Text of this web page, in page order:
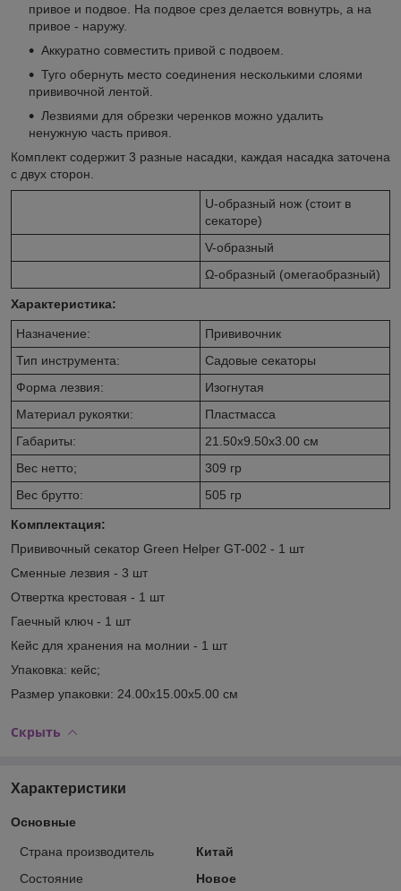
привое и подвое. На подвое срез делается вовнутрь, а на
привое - наружу.
Аккуратно совместить привой с подвоем.
Туго обернуть место соединения несколькими слоями
прививочной лентой.
Лезвиями для обрезки черенков можно удалить
ненужную часть привоя.
Комплект содержит 3 разные насадки, каждая насадка заточена
с двух сторон.
U-образный нож (стоит в
секаторе)
V-образный
Ω-образный (омегаобразный)
Характеристика:
Назначение:
Прививочник
Тип инструмента:
Садовые секаторы
Форма лезвия:
Изогнутая
Материал рукоятки:
Пластмасса
Габариты:
21.50х9.50х3.00 см
Вес нетто;
309 гр
Вес брутто:
505 гр
Комплектация:
Прививочный секатор Green Helper GT-002 - 1 шт
Сменные лезвия - 3 шт
Отвертка крестовая - 1 шт
Гаечный ключ - 1 шт
Кейс для хранения на молнии - 1 шт
Упаковка: кейс;
Размер упаковки: 24.00х15.00х5.00 см
Скрыть
Характеристики
Основные
Страна производитель
Китай
Состояние
Новое